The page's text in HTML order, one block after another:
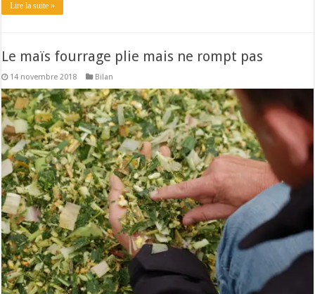
Lire la suite »
Le maïs fourrage plie mais ne rompt pas
14 novembre 2018 Bilan